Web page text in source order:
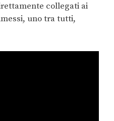
collegati ai
uno tra tutti,